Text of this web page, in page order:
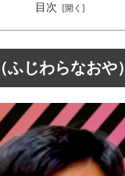
目次
じわらなおや）